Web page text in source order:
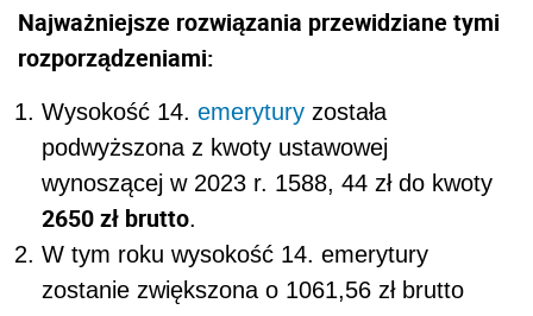
Najważniejsze rozwiązania przewidziane tymi
rozporządzeniami:
Wysokość 14. emerytury została
podwyższona z kwoty ustawowej
wynoszącej w 2023 r. 1588, 44 zł do kwoty
2650 zł brutto.
W tym roku wysokość 14. emerytury
zostanie zwiększona o 1061,56 zł brutto